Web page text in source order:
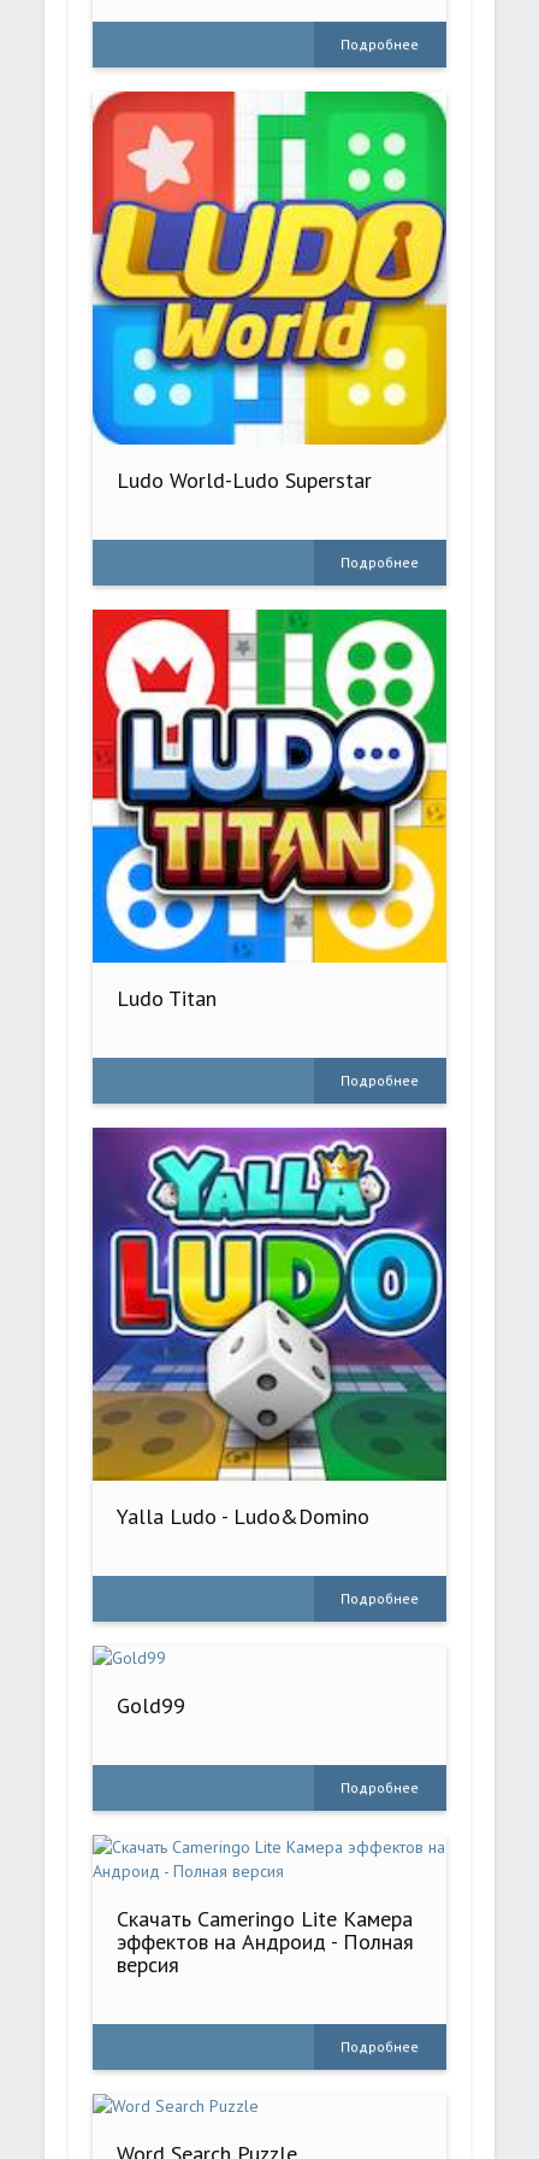
Подробнее
Ludo World-Ludo Superstar
Подробнее
Ludo Titan
Подробнее
Yalla Ludo - Ludo&Domino
Подробнее
Gold99
Подробнее
Скачать Cameringo Lite Камера
эффектов на Андроид - Полная
версия
Подробнее